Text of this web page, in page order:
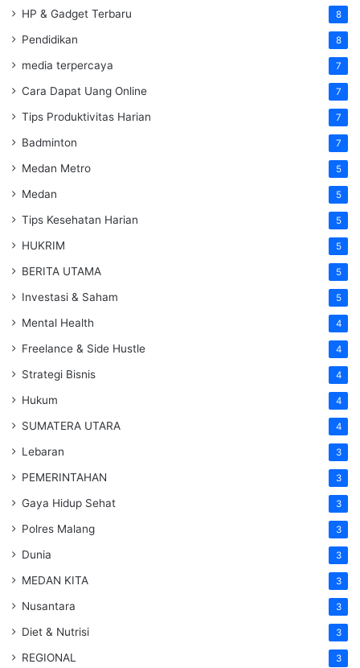
HP & Gadget Terbaru 8
Pendidikan 8
media terpercaya 7
Cara Dapat Uang Online 7
Tips Produktivitas Harian 7
Badminton 7
Medan Metro 5
Medan 5
Tips Kesehatan Harian 5
HUKRIM 5
BERITA UTAMA 5
Investasi & Saham 5
Mental Health 4
Freelance & Side Hustle 4
Strategi Bisnis 4
Hukum 4
SUMATERA UTARA 4
Lebaran 3
PEMERINTAHAN 3
Gaya Hidup Sehat 3
Polres Malang 3
Dunia 3
MEDAN KITA 3
Nusantara 3
Diet & Nutrisi 3
REGIONAL 3